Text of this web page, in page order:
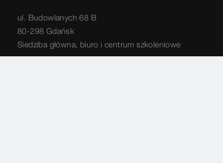
ul. Budowlanych 68 B
80-298 Gdańsk
Siedziba główna, biuro i centrum szkoleniowe